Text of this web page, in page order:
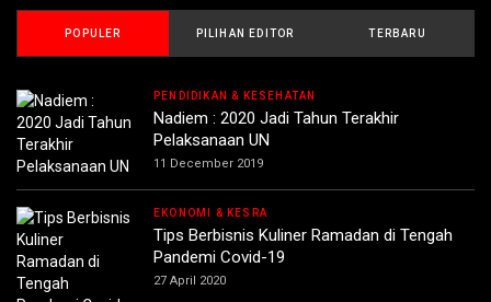
POPULER PILIHAN EDITOR TERBARU
PENDIDIKAN & KESEHATAN
Nadiem : 2020 Jadi Tahun Terakhir
Pelaksanaan UN
11 December 2019
EKONOMI & KESRA
Tips Berbisnis Kuliner Ramadan di Tengah
Pandemi Covid-19
27 April 2020